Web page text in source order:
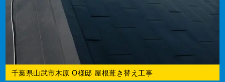
千葉県山武市木原 O様邸 屋根葺き替え工事